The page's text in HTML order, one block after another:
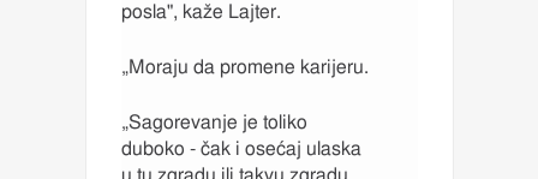
posla", kaže Lajter.
„Moraju da promene karijeru.
„Sagorevanje je toliko
duboko - čak i osećaj ulaska